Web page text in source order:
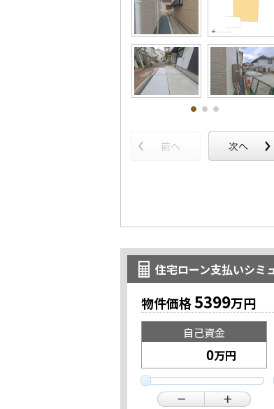
住宅ローン支払いシミ
物件価格5399万円
自己資金
万円